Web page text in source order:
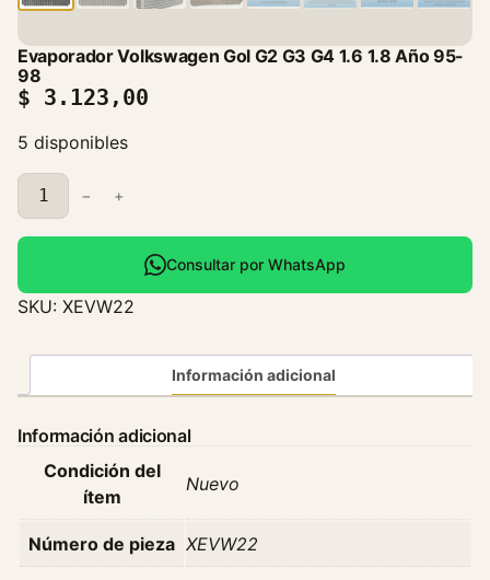
Evaporador Volkswagen Gol G2 G3 G4 1.6 1.8 Año 95-
98
$ 3.123,00
5 disponibles
E
v
a
o
r
o
V
k
− +
Consultar por WhatsApp
SKU: XEVW22
Información adicional
Información adicional
Condición del
ítem
Nuevo
Número de pieza XEVW22